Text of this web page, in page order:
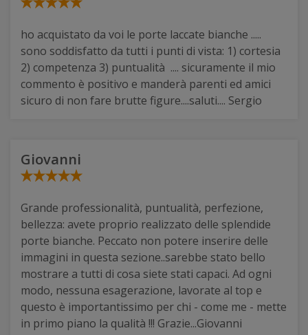
ho acquistato da voi le porte laccate bianche .....
sono soddisfatto da tutti i punti di vista: 1) cortesia
2) competenza 3) puntualità .... sicuramente il mio
commento è positivo e manderà parenti ed amici
sicuro di non fare brutte figure....saluti.... Sergio
Giovanni
Grande professionalità, puntualità, perfezione,
bellezza: avete proprio realizzato delle splendide
porte bianche. Peccato non potere inserire delle
immagini in questa sezione..sarebbe stato bello
mostrare a tutti di cosa siete stati capaci. Ad ogni
modo, nessuna esagerazione, lavorate al top e
questo è importantissimo per chi - come me - mette
in primo piano la qualità !!! Grazie...Giovanni